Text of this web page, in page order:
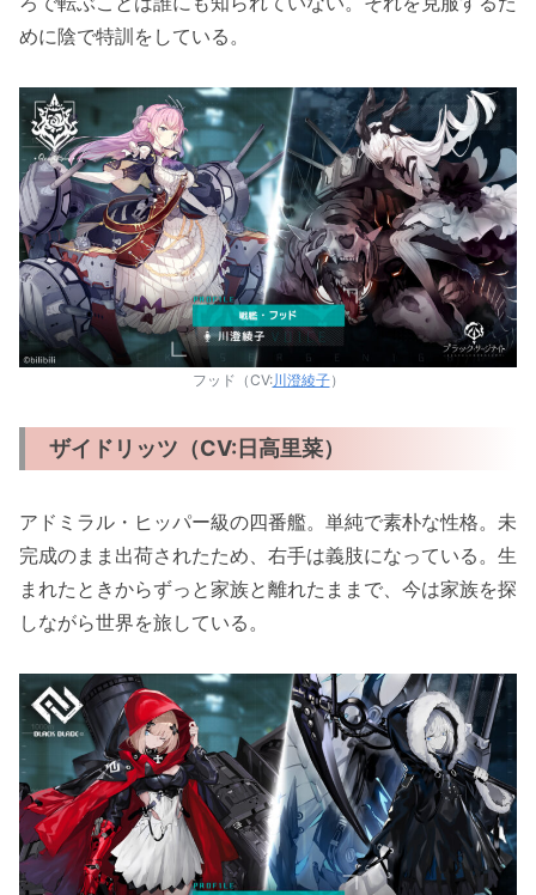
めに陰で特訓をしている。
フッド（CV:川澄綾子）
ザイドリッツ（CV:日高里菜）
アドミラル・ヒッパー級の四番艦。単純で素朴な性格。未
完成のまま出荷されたため、右手は義肢になっている。生
まれたときからずっと家族と離れたままで、今は家族を探
しながら世界を旅している。